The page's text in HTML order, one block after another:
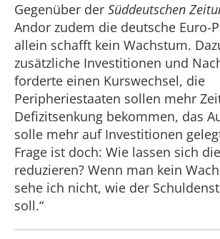
Gegenüber der Süddeutschen
Andor zudem die deutsche Euro-
allein schafft kein Wachstum.
zusätzliche Investitionen und
forderte einen Kurswechsel, die
Peripheriestaaten sollen mehr
Defizitsenkung bekommen, das
solle mehr auf Investitionen
Frage ist doch: Wie lassen sich
reduzieren? Wenn man kein
sehe ich nicht, wie der
soll.“